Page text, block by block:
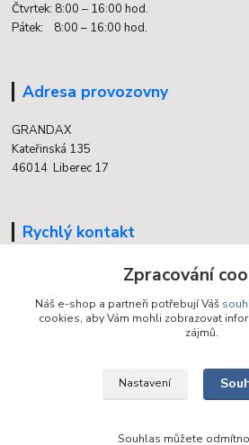
Čtvrtek: 8:00 – 16:00 hod.
Pátek: 8:00 – 16:00 hod.
Adresa provozovny
GRANDAX
Kateřinská 135
46014 Liberec 17
Rychlý kontakt
info@grandax.cz
Zpracování
Náš e-shop a partneři potřebují Váš
cookies, aby Vám mohli zobrazovat
zájmů.
Nastavení
Souhlas můžete